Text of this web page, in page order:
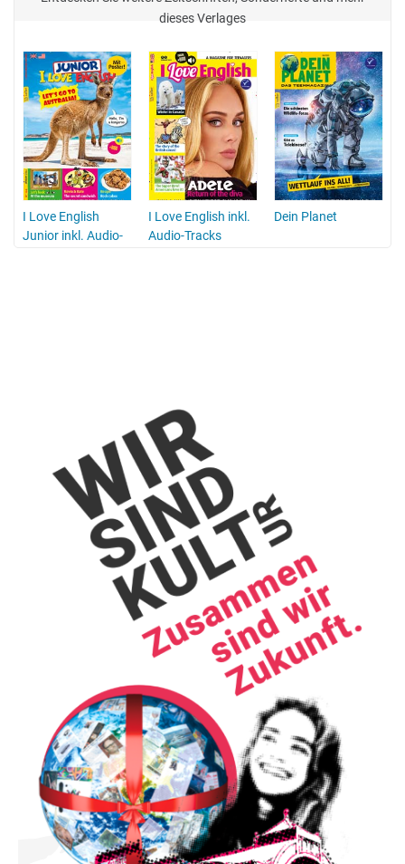
dieses Verlages
I Love English
Junior inkl. Audio-
I Love English inkl.
Audio-Tracks
Dein Planet